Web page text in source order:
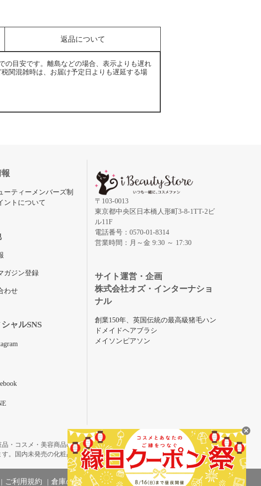
返品について
の目安です。離島などの場合、表示よりも遅れ
関混雑時は、お届け予定日よりも遅延する場
ーティーメンバーズ制
ントについて
ガジン登録
わせ
ャルSNS
〒103-0013
東京都中央区日本橋人形町3-8-1TT-2ビ
ル11F
電話番号：0570-01-8314
営業時間：月～金 9:30 ～ 17:30
サイト運営・企画
株式会社オズ・インターナショ
ナル
創業150年、英国伝統の最高級猪毛ハン
ドメイドヘアブラシ
メイソンピアソン
・コスメ・美容商品の通販サイトです。
。国内未発売の化粧品も取り揃えています。
ご利用規約 倉庫の管理体制